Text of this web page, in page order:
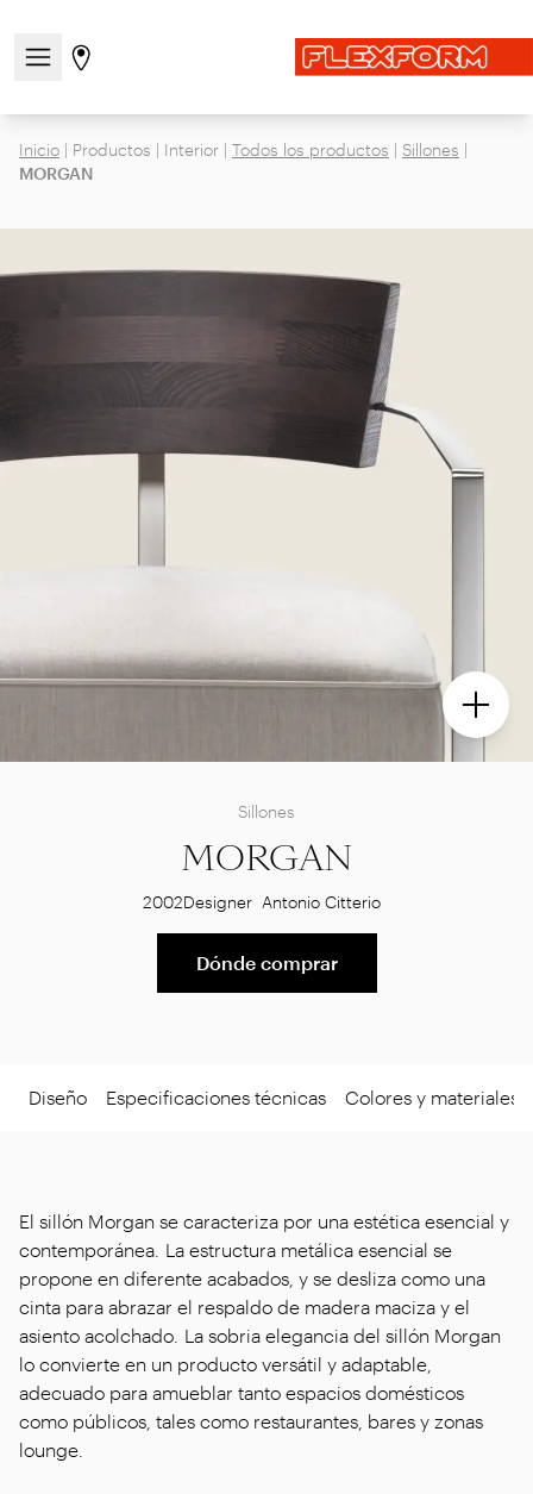
Abre/cierra el menú de navegación
Ir a la página de tiendas
Inicio | Productos | Interior | Todos los productos | Sillones |
MORGAN
Sillones
MORGAN
2002Designer Antonio Citterio
Dónde comprar
Diseño Especificaciones técnicas Colores y materiales
El sillón Morgan se caracteriza por una estética esencial y
contemporánea. La estructura metálica esencial se
propone en diferente acabados, y se desliza como una
cinta para abrazar el respaldo de madera maciza y el
asiento acolchado. La sobria elegancia del sillón Morgan
lo convierte en un producto versátil y adaptable,
adecuado para amueblar tanto espacios domésticos
como públicos, tales como restaurantes, bares y zonas
lounge.